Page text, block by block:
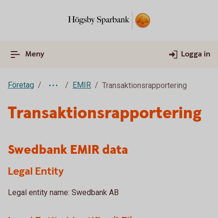
Meny Logga in
Företag EMIR Transaktionsrapportering
Transaktionsrapportering
Swedbank EMIR data
Legal Entity
Legal entity name: Swedbank AB